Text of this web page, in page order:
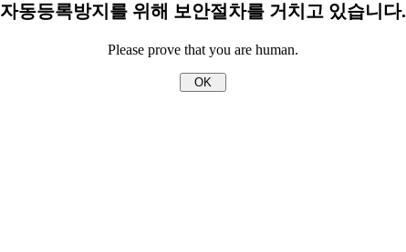
자동등록방지를 위해 보안절차를 거치고 있습니다.
Please prove that you are human.